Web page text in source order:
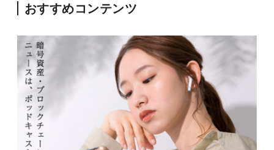
おすすめコンテンツ